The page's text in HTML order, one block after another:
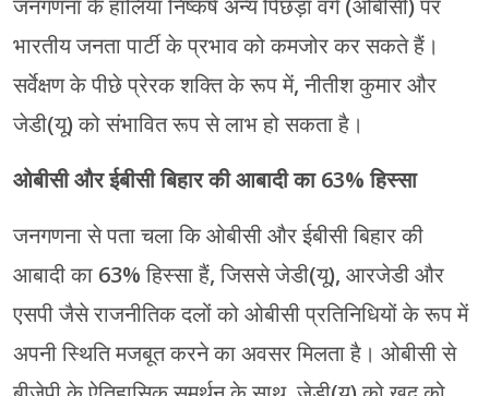
भारतीय जनता पार्टी के प्रभाव को कमजोर कर सकते हैं।
सर्वेक्षण के पीछे प्रेरक शक्ति के रूप में, नीतीश कुमार और
जेडी(यू) को संभावित रूप से लाभ हो सकता है।
ओबीसी और ईबीसी बिहार की आबादी का 63% हिस्सा
जनगणना से पता चला कि ओबीसी और ईबीसी बिहार की
आबादी का 63% हिस्सा हैं, जिससे जेडी(यू), आरजेडी और
एसपी जैसे राजनीतिक दलों को ओबीसी प्रतिनिधियों के रूप में
अपनी स्थिति मजबूत करने का अवसर मिलता है। ओबीसी से